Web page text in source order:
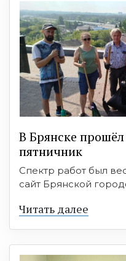
В Брянске
пятничник
Спектр работ был
сайт Брянской
Читать далее